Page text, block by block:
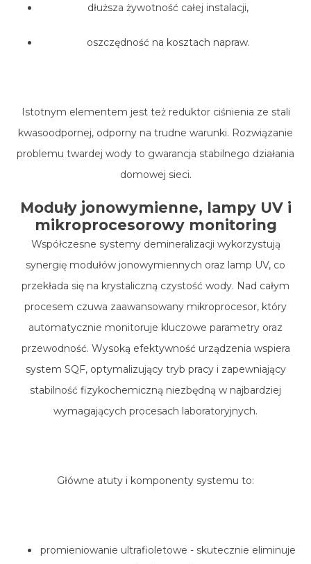
dłuższa żywotność całej instalacji,
oszczędność na kosztach napraw.
Istotnym elementem jest też reduktor ciśnienia ze stali
kwasoodpornej, odporny na trudne warunki. Rozwiązanie
problemu twardej wody to gwarancja stabilnego działania
domowej sieci.
Moduły jonowymienne, lampy UV i
mikroprocesorowy monitoring
Współczesne systemy demineralizacji wykorzystują
synergię modułów jonowymiennych oraz lamp UV, co
przekłada się na krystaliczną czystość wody. Nad całym
procesem czuwa zaawansowany mikroprocesor, który
automatycznie monitoruje kluczowe parametry oraz
przewodność. Wysoką efektywność urządzenia wspiera
system SQF, optymalizujący tryb pracy i zapewniający
stabilność fizykochemiczną niezbędną w najbardziej
wymagających procesach laboratoryjnych.
Główne atuty i komponenty systemu to:
promieniowanie ultrafioletowe - skutecznie eliminuje